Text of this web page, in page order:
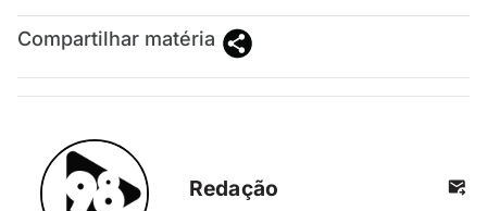
Compartilhar matéria
Redação